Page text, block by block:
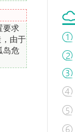
要求
由于
岛危